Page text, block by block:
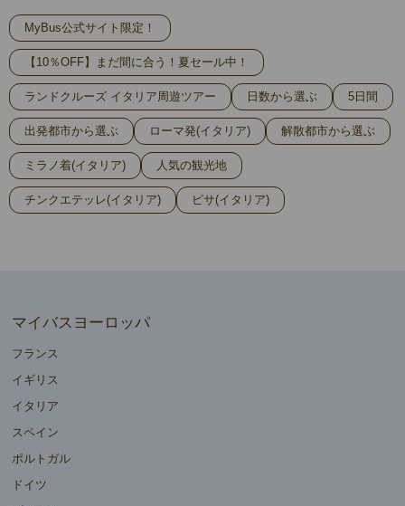
MyBus公式サイト限定！
【10％OFF】まだ間に合う！夏セール中！
ランドクルーズ イタリア周遊ツアー 日数から選ぶ 5日間
出発都市から選ぶ ローマ発(イタリア) 解散都市から選ぶ
ミラノ着(イタリア) 人気の観光地
チンクエテッレ(イタリア) ピサ(イタリア)
マイバスヨーロッパ
フランス
イギリス
イタリア
スペイン
ポルトガル
ドイツ